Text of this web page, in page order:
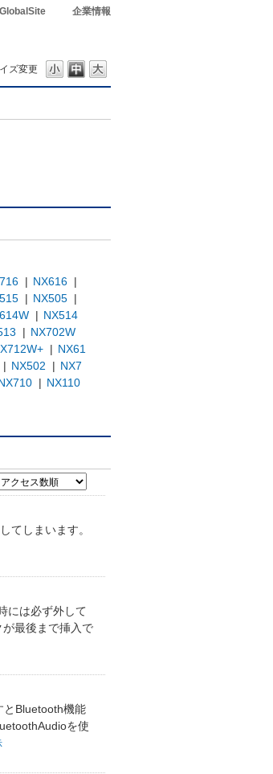
GlobalSite 企業情報
ズ変更
| NX616 |
| NX505 |
| NX514
| NX702W
| NX61
| NX502 | NX7
| NX110
てしまいます。
には必ず外して
最後まで挿入で
とBluetooth機能
を使